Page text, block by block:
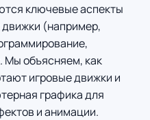
ключевые аспекты
движки (например,
Мы объясняем, как
игровые движки и
графика для
и анимации.